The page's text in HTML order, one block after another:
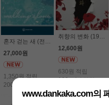
혼자 걷는 새 (전2권세트) - 서사희
27,000원
1,350원 적립
200point 적립
취향의 변화 (19세 이상) - 서혜은
12,600원
630원 적립
100point 적립
www.dankaka.com의